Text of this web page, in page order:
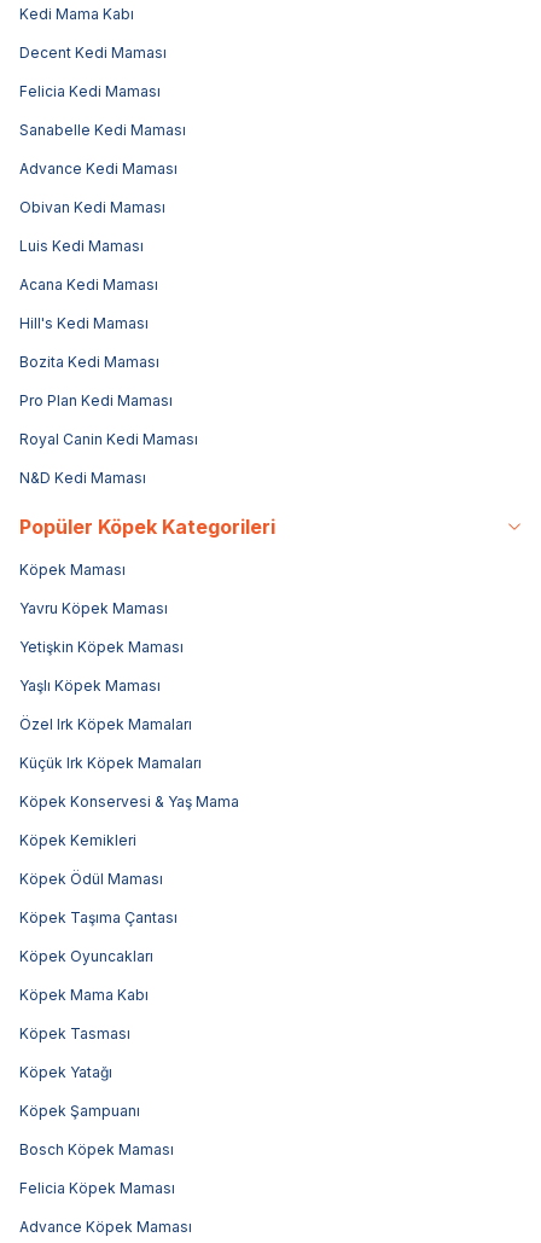
Kedi Mama Kabı
Decent Kedi Maması
Felicia Kedi Maması
Sanabelle Kedi Maması
Advance Kedi Maması
Obivan Kedi Maması
Luis Kedi Maması
Acana Kedi Maması
Hill's Kedi Maması
Bozita Kedi Maması
Pro Plan Kedi Maması
Royal Canin Kedi Maması
N&D Kedi Maması
Popüler Köpek Kategorileri
Köpek Maması
Yavru Köpek Maması
Yetişkin Köpek Maması
Yaşlı Köpek Maması
Özel Irk Köpek Mamaları
Küçük Irk Köpek Mamaları
Köpek Konservesi & Yaş Mama
Köpek Kemikleri
Köpek Ödül Maması
Köpek Taşıma Çantası
Köpek Oyuncakları
Köpek Mama Kabı
Köpek Tasması
Köpek Yatağı
Köpek Şampuanı
Bosch Köpek Maması
Felicia Köpek Maması
Advance Köpek Maması